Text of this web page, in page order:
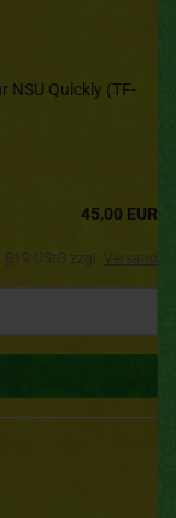
NSU Quickly (TF-
45,00 EUR